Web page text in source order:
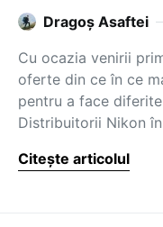
Dragoş Asaftei
Cu ocazia venirii
oferte din ce în ce
pentru a face
Distribuitorii Nikon
Citește articolul